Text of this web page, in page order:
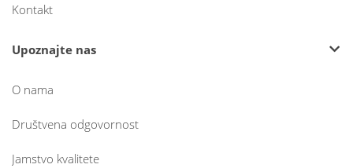
Kontakt
Upoznajte nas
O nama
Društvena odgovornost
Jamstvo kvalitete